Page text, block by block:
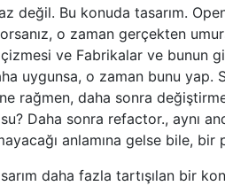
değil. Bu konuda tasarım.
o zaman gerçekten
ve Fabrikalar ve bunun
uygunsa, o zaman bunu yap.
rağmen, daha sonra
Daha sonra refactor., aynı
anlamına gelse bile,
daha fazla tartışılan bir